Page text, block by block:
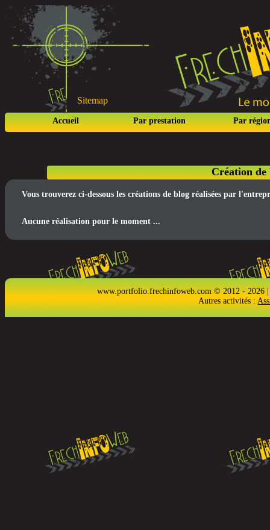
Sitemap
Accueil Par prestation Par
Création de
Vous trouverez ci-dessous les créations de blog réalisées par
Aucune réalisation pour le moment ...
www.portfolio.frechinfoweb.com © 2012 - 2026
Autres activités :